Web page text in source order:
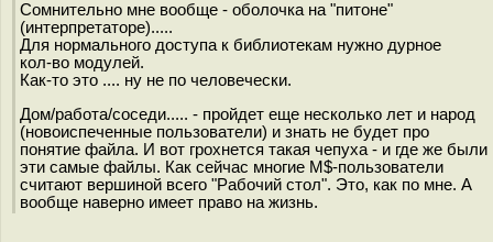
Сомнительно мне вообще - оболочка на "питоне"
(интерпретаторе).....
Для нормального доступа к библиотекам нужно дурное
кол-во модулей.
Как-то это .... ну не по человечески.
Дом/работа/соседи..... - пройдет еще несколько лет и народ
(новоиспеченные пользователи) и знать не будет про
понятие файла. И вот грохнется такая чепуха - и где же были
эти самые файлы. Как сейчас многие M$-пользователи
считают вершиной всего "Рабочий стол". Это, как по мне. А
вообще наверно имеет право на жизнь.